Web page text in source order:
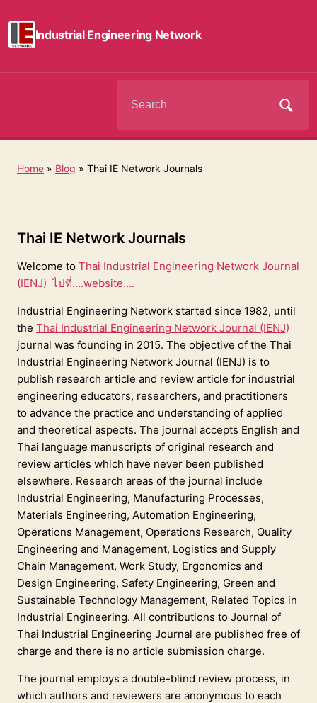
Industrial Engineering Network
for:
Home » Blog » Thai IE Network Journals
Thai IE Network Journals
Welcome to Thai Industrial Engineering Network Journal
(IENJ) ไปที่….website….
Industrial Engineering Network started since 1982, until
the Thai Industrial Engineering Network Journal (IENJ)
journal was founding in 2015. The objective of the Thai
Industrial Engineering Network Journal (IENJ) is to
publish research article and review article for industrial
engineering educators, researchers, and practitioners
to advance the practice and understanding of applied
and theoretical aspects. The journal accepts English and
Thai language manuscripts of original research and
review articles which have never been published
elsewhere. Research areas of the journal include
Industrial Engineering, Manufacturing Processes,
Materials Engineering, Automation Engineering,
Operations Management, Operations Research, Quality
Engineering and Management, Logistics and Supply
Chain Management, Work Study, Ergonomics and
Design Engineering, Safety Engineering, Green and
Sustainable Technology Management, Related Topics in
Industrial Engineering. All contributions to Journal of
Thai Industrial Engineering Journal are published free of
charge and there is no article submission charge.
The journal employs a double-blind review process, in
which authors and reviewers are anonymous to each